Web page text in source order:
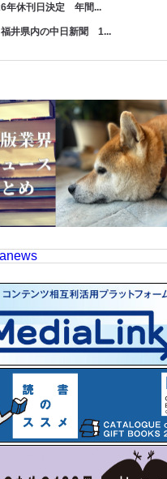
年休刊日決定 年間...
井県内の中日新聞 1...